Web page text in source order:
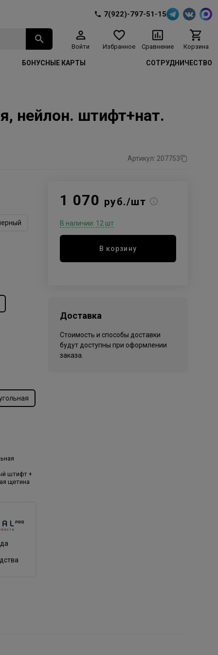
7(922)-797-51-15
Войти Избранное Сравнение Корзина
БОНУСНЫЕ КАРТЫ СОТРУДНИЧЕСТВО
нейлон. штифт+нат.
Артикул: 207753
штифт +
щетина
1 070 руб./шт
В наличии: 12 шт
В корзину
Доставка
Стоимость и способы доставки
будут доступны при оформлении
заказа.